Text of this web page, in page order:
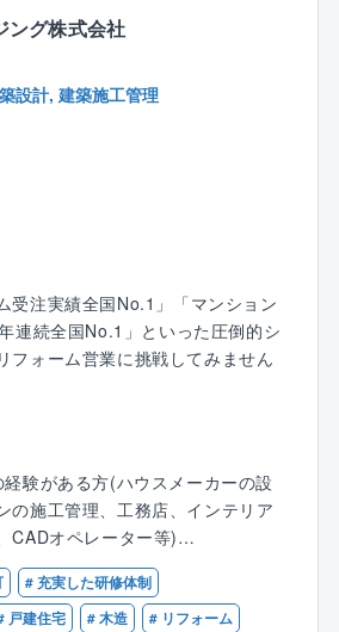
て仕事を進められる環境も整っ
さんから「想像以上に、自分の思
る」という声があがっています。
じて支給される教育補助手当や、
といった手厚い待遇も魅力のひと
自由さと、大企業らしいサポート体
が働きやすい会社です。
く魅力】
き方改善可能！
労働時間7.5時間、残業20～30時
導入等、プライベートと両立しな
ことができる環境が整っているの
す！
就業可能！
件数を誇る大京グループ＆盤石の
ープ会社であり、分譲マンション
ン）の管理を中心とした建物の維
開しており、毎年管理戸数受注実
ます。
「サーパスマンション」をはじ
やビル等の管理/修繕維持業務を通
住まいの方々の快適な暮らしを守
し続ける事業に取り組んでいま
ング株式会社
設計, 建築施工管理
受注実績全国No.1」「マンション
連続全国No.1」といった圧倒的シ
フォーム営業に挑戦してみません
模リフォームの建物診断、提案、
き渡しまで全⼯程を担当します。
→耐震診断→プラン作成提案→金
当者との連携→引渡しの一連の
験がある⽅(ハウスメーカーの設
の施⼯管理、⼯務店、インテリア
CADオペレーター等)
も設計や施⼯管理経験のある⽅が
います)
(賃貸仲介売買や分譲マンション
# 充実した研修体制
戸建住宅 # 木造
# リフォーム